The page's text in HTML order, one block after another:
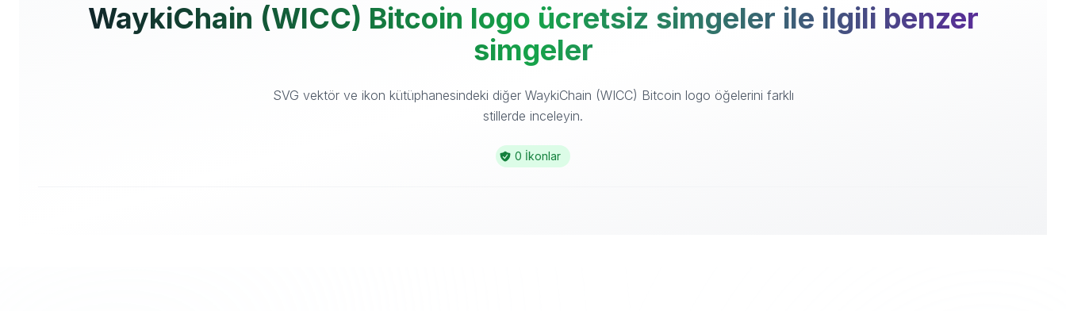
WaykiChain (WICC) Bitcoin logo ücretsiz simgeler ile ilgili benzer
simgeler
SVG vektör ve ikon kütüphanesindeki diğer WaykiChain (WICC) Bitcoin logo öğelerini farklı
stillerde inceleyin.
0 İkonlar